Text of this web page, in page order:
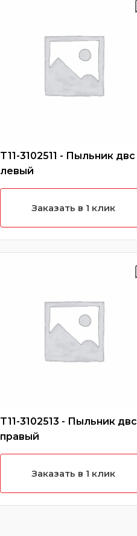
T11-3102511 - Пыльник двс
левый
Заказать в 1 клик
T11-3102513 - Пыльник двс
правый
Заказать в 1 клик